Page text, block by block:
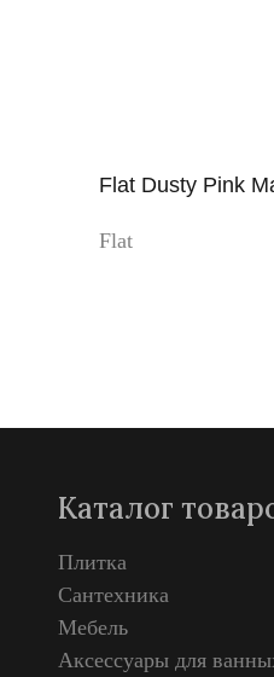
Flat Dusty Pink
Flat
Каталог
Плитка
Сантехника
Мебель
Аксессуары для